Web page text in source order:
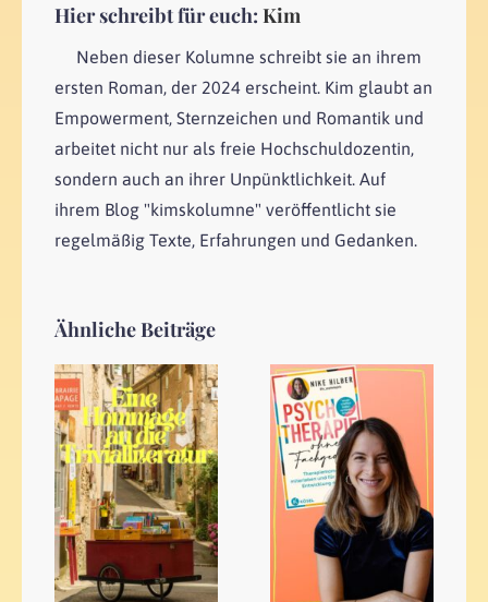
Hier schreibt für euch: Kim
Neben dieser Kolumne schreibt sie an ihrem
ersten Roman, der 2024 erscheint. Kim glaubt an
Empowerment, Sternzeichen und Romantik und
arbeitet nicht nur als freie Hochschuldozentin,
sondern auch an ihrer Unpünktlichkeit. Auf
ihrem Blog "kimskolumne" veröffentlicht sie
regelmäßig Texte, Erfahrungen und Gedanken.
Ähnliche Beiträge